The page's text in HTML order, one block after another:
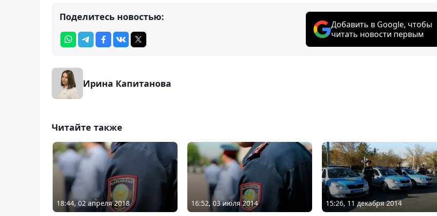
Поделитесь новостью:
Добавить в Google, чтобы
читать новости первым
Ирина Капитанова
Читайте также
18:44, 02 апреля 2018 16:52, 03 июля 2014 15:26, 11 декабря 2014